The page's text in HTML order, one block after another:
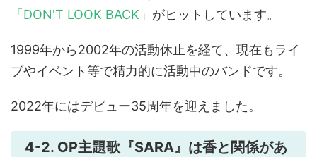
「DON'T LOOK BACK」 がヒットしています。
1999年から2002年の活動休止を経て、現在もライ
ブやイベント等で精力的に活動中のバンドです。
2022年にはデビュー35周年を迎えました。
4-2. OP主題歌『SARA』は香と関係があ